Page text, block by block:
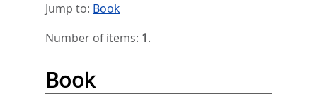
Jump to: Book
Number of items: 1.
Book